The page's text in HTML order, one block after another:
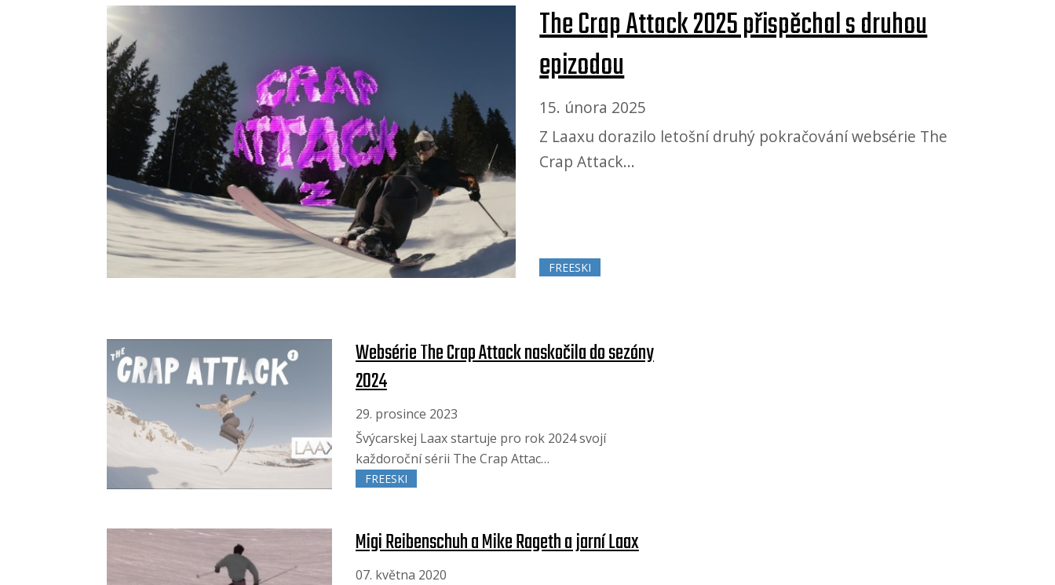
The Crap Attack 2025 přispěchal s druhou
epizodou
15. února 2025
Z Laaxu dorazilo letošní druhý pokračování websérie The
Crap Attack...
FREESKI
Websérie The Crap Attack naskočila do sezóny
2024
29. prosince 2023
Švýcarskej Laax startuje pro rok 2024 svojí
každoroční sérii The Crap Attac…
FREESKI
Migi Reibenschuh a Mike Rageth a jarní Laax
07. května 2020